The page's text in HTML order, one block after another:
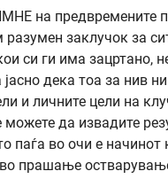
на предвремените
заклучок за
си ги има зацртано,
дека тоа за нив
и личните цели на
да извадите
паѓа во очи е начинот
прашање